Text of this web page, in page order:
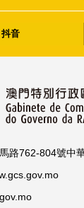
抖音
路762-804號中